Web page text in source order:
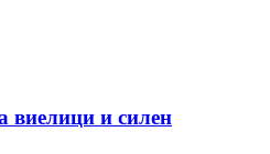
виелици и силен